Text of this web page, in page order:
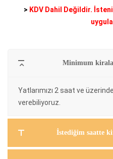
> KDV Dahil Değildir.
Minimum
Yatlarımızı 2 saat ve
verebiliyoruz.
İstediğim saatte